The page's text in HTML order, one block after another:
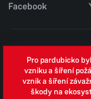
Facebook
Zpracování
Whistleblowing
Pro pardubicko
vzniku a šíření
vznik a šíření
škody na